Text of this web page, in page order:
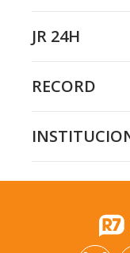
JR 24H
RECORD